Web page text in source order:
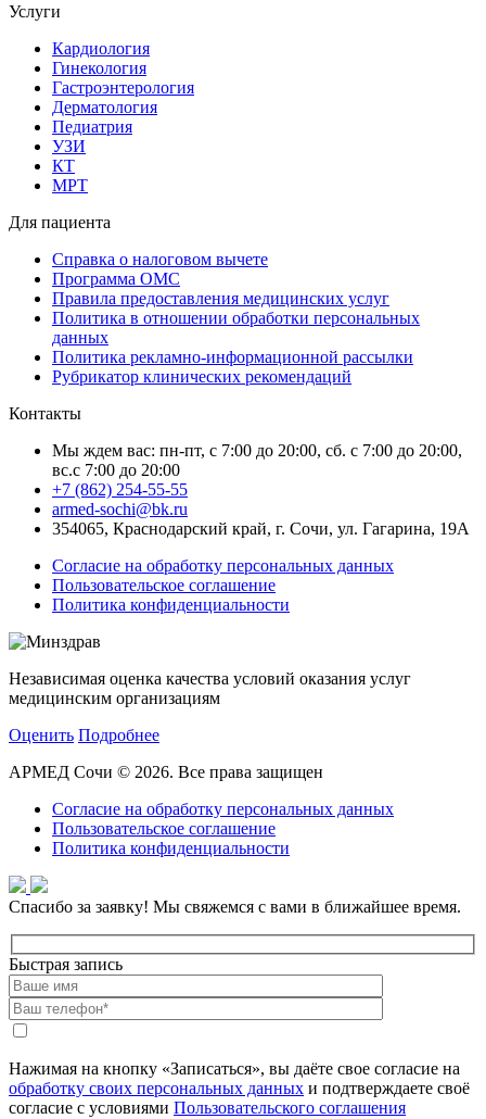
Услуги
Кардиология
Гинекология
Гастроэнтерология
Дерматология
Педиатрия
УЗИ
КТ
МРТ
Для пациента
Справка о налоговом вычете
Программа ОМС
Правила предоставления медицинских услуг
Политика в отношении обработки персональных
данных
Политика рекламно-информационной рассылки
Рубрикатор клинических рекомендаций
Контакты
Мы ждем вас: пн-пт, с 7:00 до 20:00, сб. с 7:00 до 20:00,
вс.с 7:00 до 20:00
+7 (862) 254-55-55
armed-sochi@bk.ru
354065, Краснодарский край, г. Сочи, ул. Гагарина, 19А
Согласие на обработку персональных данных
Пользовательское соглашение
Политика конфиденциальности
Независимая оценка качества условий оказания услуг
медицинским организациям
Оценить Подробнее
АРМЕД Сочи © 2026. Все права защищен
Согласие на обработку персональных данных
Пользовательское соглашение
Политика конфиденциальности
Спасибо за заявку! Мы свяжемся с вами в ближайшее время.
Быстрая запись
Нажимая на кнопку «Записаться», вы даёте свое согласие на
обработку своих персональных данных и подтверждаете своё
согласие с условиями Пользовательского соглашения